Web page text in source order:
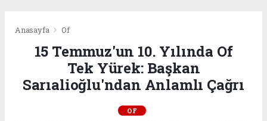
Anasayfa Of
15 Temmuz'un 10. Yılında Of
Tek Yürek: Başkan
Sarıalioğlu'ndan Anlamlı Çağrı
OF